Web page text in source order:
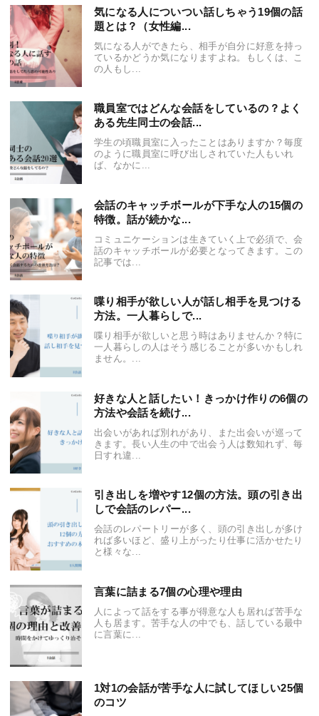
気になる人についつい話しちゃう19個の話
題とは？（女性編...
気になる人ができたら、相手が自分に好意を持っ
ているかどうか気になりますよね。もしくは、こ
の人もし...
職員室ではどんな会話をしているの？よく
ある先生同士の会話...
学生の頃職員室に入ったことはありますか？毎度
のように職員室に呼び出しされていた人もいれ
ば、なかに...
会話のキャッチボールが下手な人の15個の
特徴。話が続かな...
コミュニケーションは生きていく上で必須で、会
話のキャッチボールが必要となってきます。この
記事では...
喋り相手が欲しい人が話し相手を見つける
方法。一人暮らしで...
喋り相手が欲しいと思う時はありませんか？特に
一人暮らしの人はそう感じることが多いかもしれ
ません。...
好きな人と話したい！きっかけ作りの6個の
方法や会話を続け...
出会いがあれば別れがあり、また出会いが巡って
きます。長い人生の中で出会う人は数知れず、毎
日すれ違...
引き出しを増やす12個の方法。頭の引き出
しで会話のレパー...
会話のレパートリーが多く、頭の引き出しが多け
れば多いほど、盛り上がったり仕事に活かせたり
と様々な...
言葉に詰まる7個の心理や理由
人によって話をする事が得意な人も居れば苦手な
人も居ます。苦手な人の中でも、話している最中
に言葉に...
1対1の会話が苦手な人に試してほしい25個
のコツ